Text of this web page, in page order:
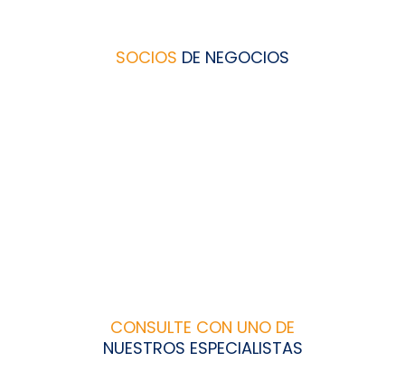
SOCIOS DE NEGOCIOS
CONSULTE CON UNO DE
NUESTROS ESPECIALISTAS